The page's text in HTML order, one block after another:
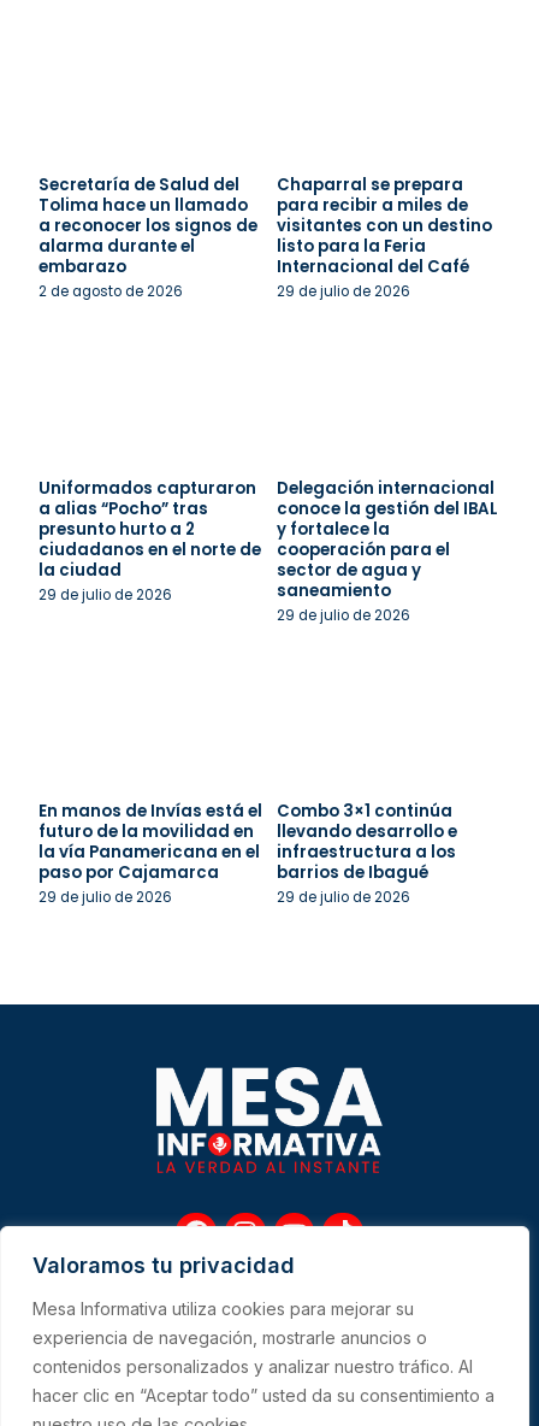
Valoramos tu privacidad
Mesa Informativa utiliza cookies para mejorar su
experiencia de navegación, mostrarle anuncios o
contenidos personalizados y analizar nuestro tráfico. Al
hacer clic en “Aceptar todo” usted da su consentimiento a
Secretaría de Salud del
Tolima hace un llamado
a reconocer los signos de
alarma durante el
embarazo
2 de agosto de 2026
Chaparral se prepara
para recibir a miles de
visitantes con un destino
listo para la Feria
Internacional del Café
29 de julio de 2026
Uniformados capturaron
a alias “Pocho” tras
presunto hurto a 2
ciudadanos en el norte de
la ciudad
29 de julio de 2026
Delegación internacional
conoce la gestión del IBAL
y fortalece la
cooperación para el
sector de agua y
saneamiento
29 de julio de 2026
En manos de Invías está el
futuro de la movilidad en
la vía Panamericana en el
paso por Cajamarca
29 de julio de 2026
Combo 3×1 continúa
llevando desarrollo e
infraestructura a los
barrios de Ibagué
29 de julio de 2026
F
a
c
e
b
o
o
k
I
n
s
t
a
g
r
a
Y
u
t
u
b
e
T
t
o
k
CONTACTO